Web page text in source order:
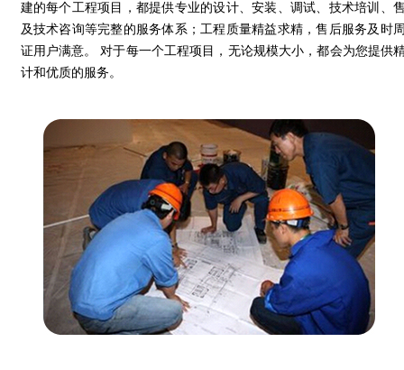
建的每个工程项目，都提供专业的设计、安装、调试、技术培训、
及技术咨询等完整的服务体系；工程质量精益求精，售后服务及时
证用户满意。 对于每一个工程项目，无论规模大小，都会为您提供
计和优质的服务。